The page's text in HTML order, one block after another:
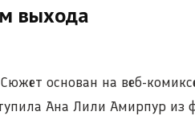
выхода
основан на веб-
Ана Лили Амирпур из